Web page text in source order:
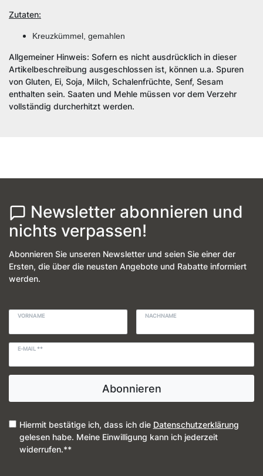
Zutaten:
Kreuzkümmel, gemahlen
Allgemeiner Hinweis: Sofern es nicht ausdrücklich in dieser
Artikelbeschreibung ausgeschlossen ist, können u.a. Spuren
von Gluten, Ei, Soja, Milch, Schalenfrüchte, Senf, Sesam
enthalten sein. Saaten und Mehle müssen vor dem Verzehr
vollständig durcherhitzt werden.
Newsletter abonnieren und
nichts verpassen!
Abonnieren Sie unseren Newsletter und seien Sie einer der
Ersten, die über die neusten Angebote und Rabatte informiert
werden.
VORNAME NACHNAME
E-MAIL **
Abonnieren
Hiermit bestätige ich, dass ich die Daten­schutz­erklärung
gelesen habe. Meine Einwilligung kann ich jederzeit
widerrufen.**